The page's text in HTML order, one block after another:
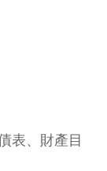
表、財產目